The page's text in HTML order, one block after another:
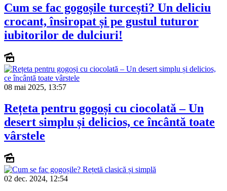
Cum se fac gogoșile turcești? Un deliciu
crocant, însiropat și pe gustul tuturor
iubitorilor de dulciuri!
08 mai 2025, 13:57
Rețeta pentru gogoși cu ciocolată – Un
desert simplu și delicios, ce încântă toate
vârstele
02 dec. 2024, 12:54